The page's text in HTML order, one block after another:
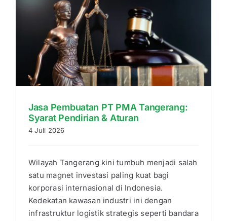
Jasa Pembuatan PT PMA Tangerang:
Syarat Pendirian & Aturan
4 Juli 2026
Wilayah Tangerang kini tumbuh menjadi salah
satu magnet investasi paling kuat bagi
korporasi internasional di Indonesia.
Kedekatan kawasan industri ini dengan
infrastruktur logistik strategis seperti bandara